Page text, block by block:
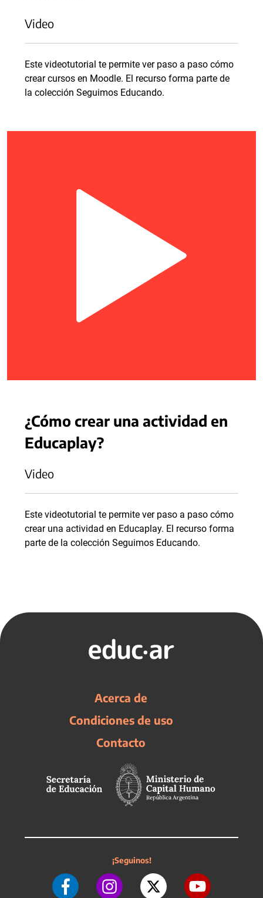
Video
Este videotutorial te permite ver paso a paso cómo
crear cursos en Moodle. El recurso forma parte de
la colección Seguimos Educando.
¿Cómo crear una actividad en
Educaplay?
Video
Este videotutorial te permite ver paso a paso cómo
crear una actividad en Educaplay. El recurso forma
parte de la colección Seguimos Educando.
Acerca de
Condiciones de uso
Contacto
¡Seguinos!